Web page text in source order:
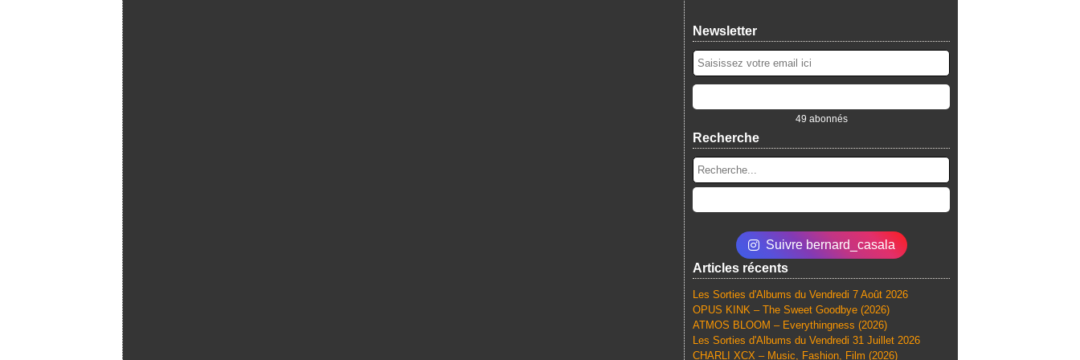
Newsletter
49 abonnés
Recherche
Suivre bernard_casala
Articles récents
Les Sorties d'Albums du Vendredi 7 Août 2026
OPUS KINK – The Sweet Goodbye (2026)
ATMOS BLOOM – Everythingness (2026)
Les Sorties d'Albums du Vendredi 31 Juillet 2026
CHARLI XCX – Music, Fashion, Film (2026)